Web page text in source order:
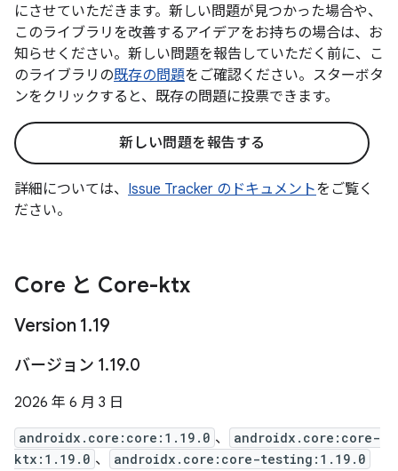
にさせていただきます。新しい問題が見つかった場合や、
このライブラリを改善するアイデアをお持ちの場合は、お
知らせください。新しい問題を報告していただく前に、こ
のライブラリの既存の問題をご確認ください。スターボタ
ンをクリックすると、既存の問題に投票できます。
新しい問題を報告する
詳細については、 Issue Tracker のドキュメントをご覧く
ださい。
Core と Core-ktx
Version 1.19
バージョン 1.19.0
2026 年 6 月 3 日
androidx.core:core:1.19.0 、
androidx.core:core-
ktx:1.19.0 、 androidx.core:core-testing:1.19.0